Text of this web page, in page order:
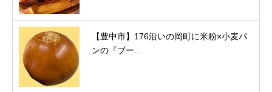
【豊中市】176沿いの岡町に米粉×小麦パ
ンの『ブー...